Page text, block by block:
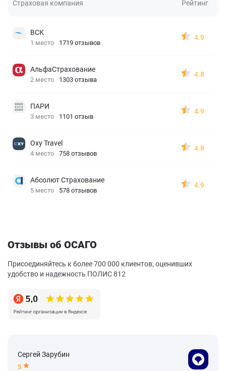
Страховая компания Рейтинг
ВСК
1 место 1719 отзывов
4.9
АльфаСтрахование
2 место 1303 отзыва
4.8
ПАРИ
3 место 1101 отзыв
4.9
Oxy Travel
4 место 758 отзывов
4.8
Абсолют Страхование
5 место 578 отзывов
4.9
Отзывы об ОСАГО
Присоединяйтесь к более 700 000 клиентов, оценивших
удобство и надежность ПОЛИС 812
Сергей Зарубин
5